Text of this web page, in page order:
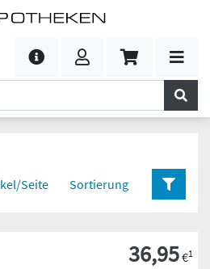
Seite Sortierung
36,95€1